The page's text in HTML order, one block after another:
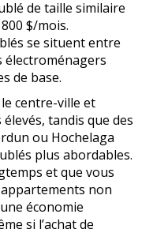
de taille similaire
$/mois.
se situent entre
électroménagers
de base.
centre-ville et
tandis que des
ou Hochelaga
plus abordables.
et que vous
non
économie
si l’achat de